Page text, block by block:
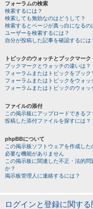
フォーラムの検索
検索するには？
検索しても無効なのはどうして？
検索するとページが真っ白になるの
ユーザーを検索するには？
自分が投稿した記事を確認するには
トピックのウォッチとブックマーク
ブックマークとウォッチの違いは？
フォーラムまたはトピックをブック
フォーラムまたはトピックをウォッ
フォーラムまたはトピックのウォッ
ファイルの添付
この掲示板にアップロードできるフ
投稿した添付ファイルを探すには？
phpBBについて
この掲示板ソフトウェアを作成した
必要な機能がありません
この掲示板に関連した不正・法的
か？
掲示板管理人に連絡するには？
ログインと登録に関する